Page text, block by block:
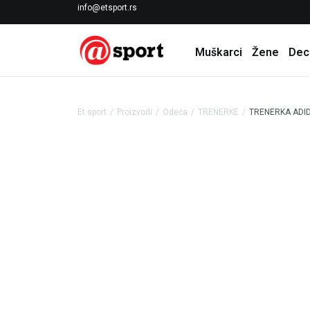
info@etsport.rs
LICENCIRANI CLEARANCE PARTNER ADIDAS
Muškarci Žene
Et sport Proizvodi Odeća TRENERKE TRENERKA